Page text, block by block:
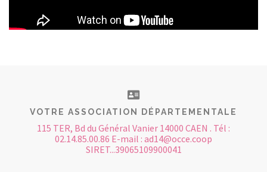
VOTRE ASSOCIATION DÉPARTEMENTALE
115 TER, Bd du Général Vanier 14000 CAEN . Tél :
02.14.85.00.86 E-mail : ad14@occe.coop
SIRET...39065109900041